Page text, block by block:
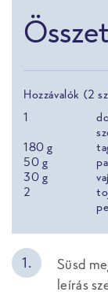
Hozzávalók (2
1
180 g
50 g
30 g
vaj
2
Süsd
leírás